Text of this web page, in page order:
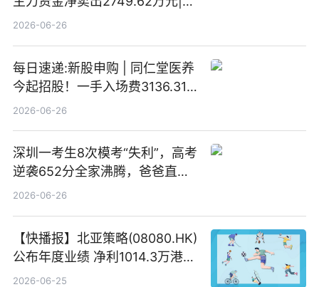
日速看
2026-06-26
每日速递:新股申购 | 同仁堂医养
今起招股！一手入场费3136.31
港元
2026-06-26
深圳一考生8次模考“失利”，高考
逆袭652分全家沸腾，爸爸直呼
“没查错吧” 焦点简讯
2026-06-26
【快播报】北亚策略(08080.HK)
公布年度业绩 净利1014.3万港元
同比扭亏为盈
2026-06-25